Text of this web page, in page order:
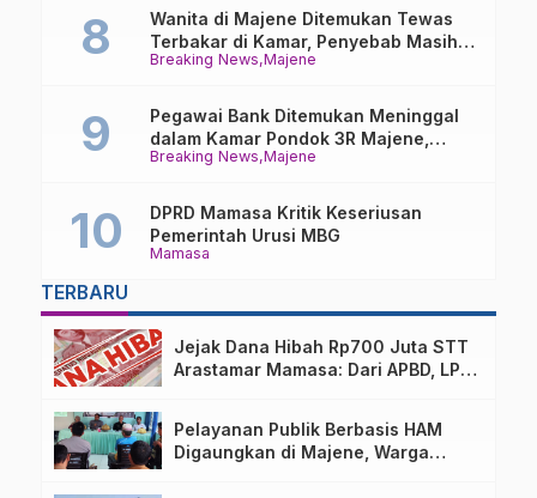
Breaking News Majene
Wanita di Majene Ditemukan Tewas
Terbakar di Kamar, Penyebab Masih
Misterius
Breaking News Majene
Pegawai Bank Ditemukan Meninggal
dalam Kamar Pondok 3R Majene,
Polisi Lakukan Penyelidikan
Mamasa
DPRD Mamasa Kritik Keseriusan
Pemerintah Urusi MBG
TERBARU
Jejak Dana Hibah Rp700 Juta STT
Arastamar Mamasa: Dari APBD, LPJ
Pelayanan Publik Berbasis HAM
Digaungkan di Majene, Warga